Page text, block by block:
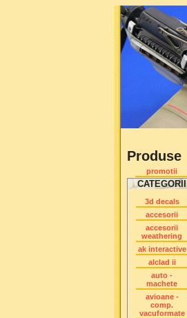
Produse
promotii
CATEGORII
3d decals
accesorii
accesorii
weathering
ak interactive
alclad ii
auto -
machete
avioane -
comp.
vacuformate